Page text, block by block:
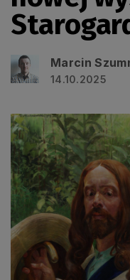
Marcin
14.10.2025